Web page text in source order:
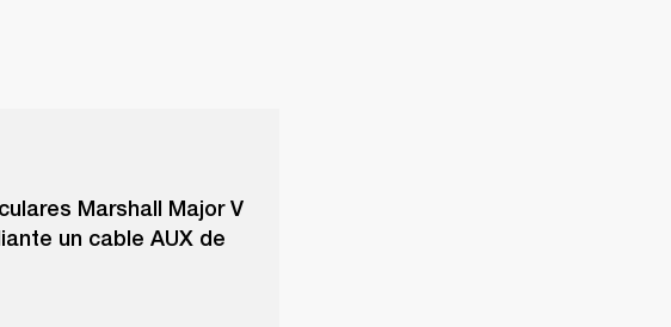
Marshall Major V
un cable AUX de